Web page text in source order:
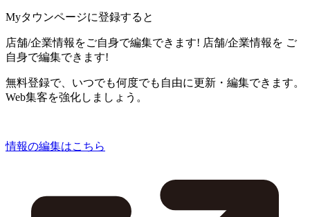
Myタウンページに登録すると
店舗/企業情報をご自身で編集できます! 店舗/企業情報を ご
自身で編集できます!
無料登録で、いつでも何度でも自由に更新・編集できます。
Web集客を強化しましょう。
情報の編集はこちら